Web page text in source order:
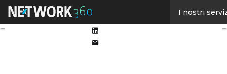
I nostri